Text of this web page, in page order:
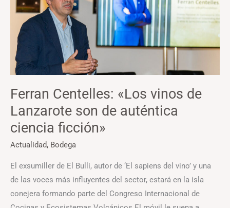
Ferran Centelles: «Los vinos de
Lanzarote son de auténtica
ciencia ficción»
Actualidad, Bodega
El exsumiller de El Bulli, autor de ‘El sapiens del vino’ y una
de las voces más influyentes del sector, estará en la isla
conejera formando parte del Congreso Internacional de
de
Lanzarote
son
de
auténtica
ciencia
ficción»